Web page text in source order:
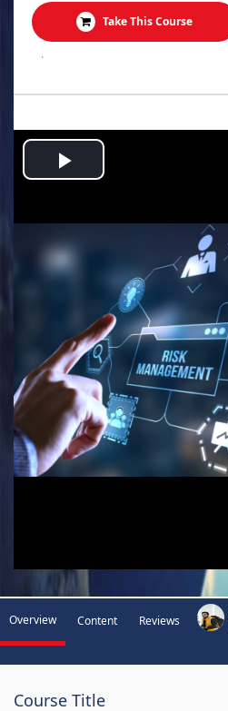
Take This Course
.
Play
Video
Overview Content Reviews
Course Title